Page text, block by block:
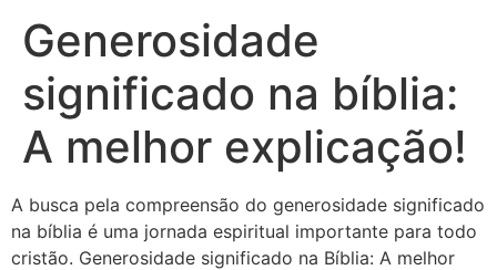
Generosidade
significado na bíblia:
A melhor explicação!
A busca pela compreensão do generosidade significado
na bíblia é uma jornada espiritual importante para todo
cristão. Generosidade significado na Bíblia: A melhor